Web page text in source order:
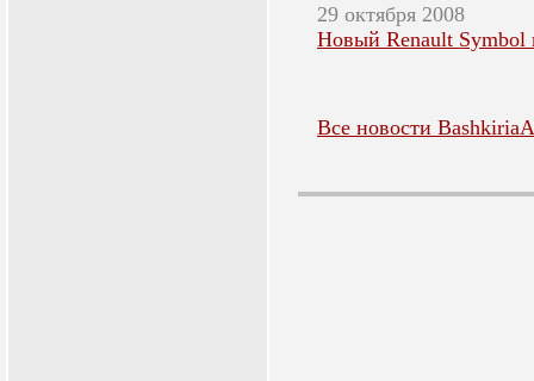
29 октября 2008
Новый Renault Symbol
Все новости